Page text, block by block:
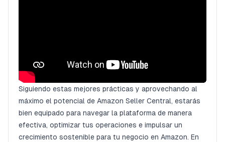
Siguiendo estas mejores prácticas y aprovechando al
máximo el potencial de Amazon Seller Central, estarás
bien equipado para navegar la plataforma de manera
efectiva, optimizar tus operaciones e impulsar un
crecimiento sostenible para tu negocio en Amazon. En